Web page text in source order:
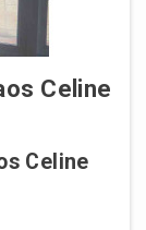
Celine
Celine